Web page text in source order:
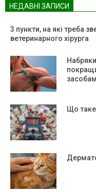
НЕДАВНІ ЗАПИСИ
3 пункти, на які треба
ветеринарного хірурга
Що